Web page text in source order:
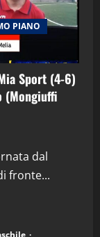
PIANO
Sport (4-6)
(Mongiuffi
dal
fronte...
29^ Puntata
28^ Puntata